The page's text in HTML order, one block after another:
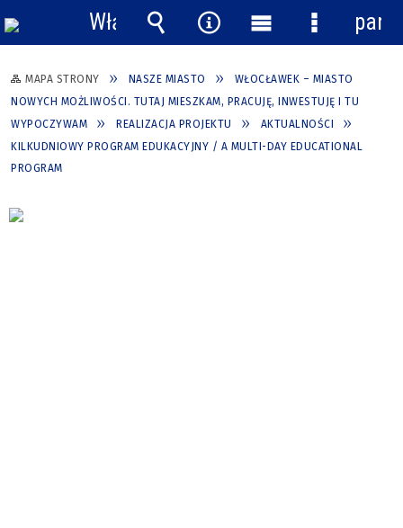
MAPA STRONY NASZE MIASTO
WŁOCŁAWEK – MIASTO
NOWYCH MOŻLIWOŚCI. TUTAJ MIESZKAM, PRACUJĘ, INWESTUJĘ I TU
WYPOCZYWAM
REALIZACJA PROJEKTU
AKTUALNOŚCI
KILKUDNIOWY PROGRAM EDUKACYJNY / A MULTI-DAY EDUCATIONAL
PROGRAM
Włącz
powiadomienia
Wyszukiwarka
Narzędzia
Menu
główne
Menu
panel